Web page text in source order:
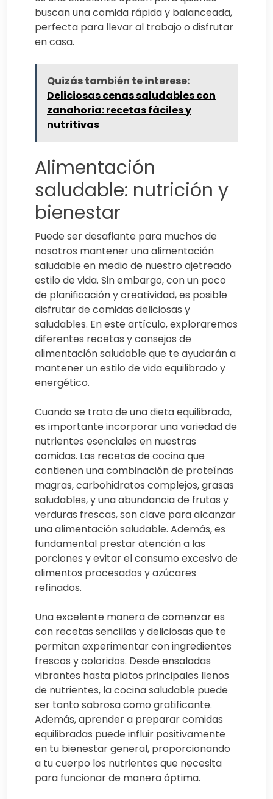
buscan una comida rápida y balanceada,
perfecta para llevar al trabajo o disfrutar
en casa.
Quizás también te interese:
Deliciosas cenas saludables con
zanahoria: recetas fáciles y
nutritivas
Alimentación
saludable: nutrición y
bienestar
Puede ser desafiante para muchos de
nosotros mantener una alimentación
saludable en medio de nuestro ajetreado
estilo de vida. Sin embargo, con un poco
de planificación y creatividad, es posible
disfrutar de comidas deliciosas y
saludables. En este artículo, exploraremos
diferentes recetas y consejos de
alimentación saludable que te ayudarán a
mantener un estilo de vida equilibrado y
energético.
Cuando se trata de una dieta equilibrada,
es importante incorporar una variedad de
nutrientes esenciales en nuestras
comidas. Las recetas de cocina que
contienen una combinación de proteínas
magras, carbohidratos complejos, grasas
saludables, y una abundancia de frutas y
verduras frescas, son clave para alcanzar
una alimentación saludable. Además, es
fundamental prestar atención a las
porciones y evitar el consumo excesivo de
alimentos procesados y azúcares
refinados.
Una excelente manera de comenzar es
con recetas sencillas y deliciosas que te
permitan experimentar con ingredientes
frescos y coloridos. Desde ensaladas
vibrantes hasta platos principales llenos
de nutrientes, la cocina saludable puede
ser tanto sabrosa como gratificante.
Además, aprender a preparar comidas
equilibradas puede influir positivamente
en tu bienestar general, proporcionando
a tu cuerpo los nutrientes que necesita
para funcionar de manera óptima.